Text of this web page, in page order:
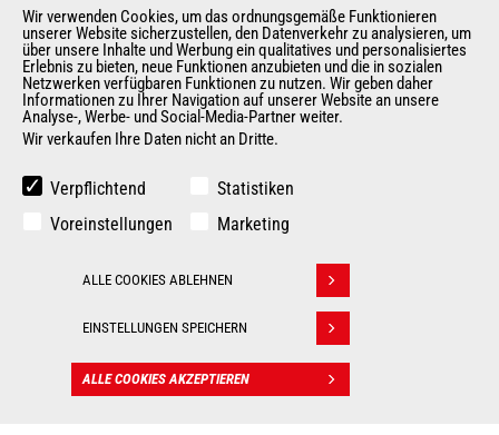
Impressum
Datenschutz
Veranstaltungen
Neuigkeiten
Geschichte
WEITERE SEITEN DER MANITOU-GROUP
Manitou Group
Used Manitou Machines
Gehl
KONTAKT
Wir verwenden Cookies, um das ordnungsgemäße Funktionieren
unserer Website sicherzustellen, den Datenverkehr zu analysieren, um
über unsere Inhalte und Werbung ein qualitatives und personalisiertes
Erlebnis zu bieten, neue Funktionen anzubieten und die in sozialen
Netzwerken verfügbaren Funktionen zu nutzen. Wir geben daher
Informationen zu Ihrer Navigation auf unserer Website an unsere
Analyse-, Werbe- und Social-Media-Partner weiter.
Wir verkaufen Ihre Daten nicht an Dritte.
Verpflichtend
Statistiken
Voreinstellungen
Marketing
ALLE COOKIES ABLEHNEN
EINSTELLUNGEN SPEICHERN
ALLE COOKIES AKZEPTIEREN